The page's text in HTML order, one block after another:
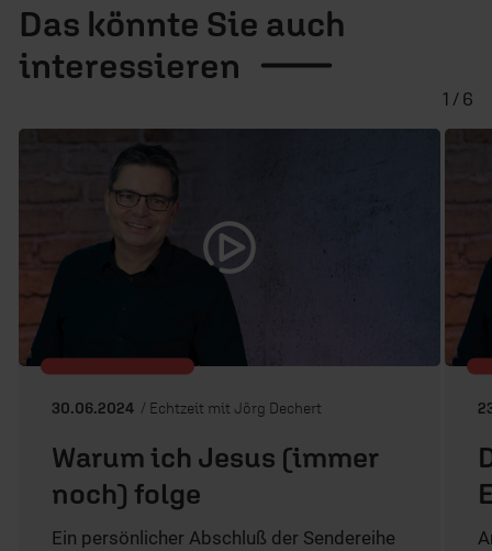
Das könnte Sie auch
interessieren
30.06.2024 / Echtzeit mit Jörg Dechert
Warum ich Jesus (immer
noch) folge
Ein persönlicher Abschluß der Sendereihe
1 / 6